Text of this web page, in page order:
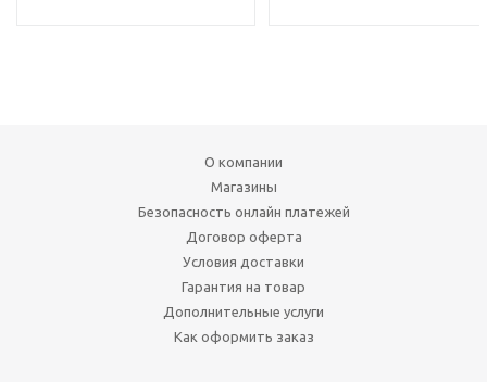
О компании
Магазины
Безопасность онлайн платежей
Договор оферта
Условия доставки
Гарантия на товар
Дополнительные услуги
Как оформить заказ